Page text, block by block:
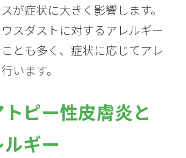
が症状に大きく影響します。
スダストに対するアレルギー
とも多く、症状に応じてアレ
います。
ピー性皮膚炎と
ギー